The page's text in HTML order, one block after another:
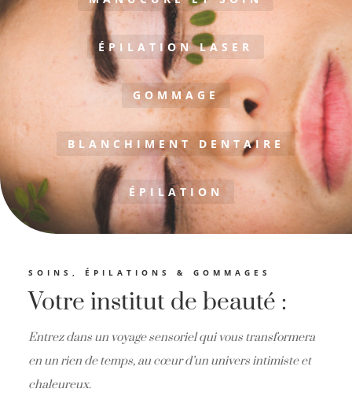
ÉPILATION LASER
GOMMAGE
BLANCHIMENT DENTAIRE
ÉPILATION
SOINS, ÉPILATIONS & GOMMAGES
Votre institut de beauté :
Entrez dans un voyage sensoriel qui vous transformera
en un rien de temps, au cœur d’un univers intimiste et
chaleureux.